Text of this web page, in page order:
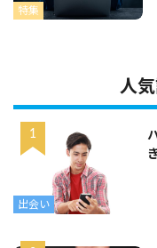
特集
人
出会い